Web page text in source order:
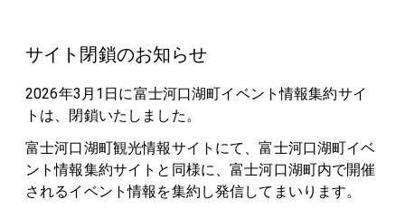
サイト閉鎖のお知らせ
2026年3月1日に富士河口湖町イベント情報集約サイ
トは、閉鎖いたしました。
富士河口湖町観光情報サイトにて、富士河口湖町イベ
ント情報集約サイトと同様に、富士河口湖町内で開催
されるイベント情報を集約し発信してまいります。